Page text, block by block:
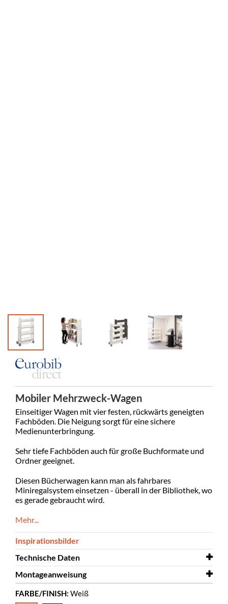
Mobiler Mehrzweck-Wagen
Einseitiger Wagen mit vier festen, rückwärts geneigten
Fachböden. Die Neigung sorgt für eine sichere
Medienunterbringung.
Sehr tiefe Fachböden auch für große Buchformate und
Ordner geeignet.
Diesen Bücherwagen kann man als fahrbares
Miniregalsystem einsetzen - überall in der Bibliothek, wo
es gerade gebraucht wird.
Mehr...
Inspirationsbilder
Technische Daten
Breite
Tiefe
Montageanweisung
Montageanweisung
FARBE/FINISH: Weiß